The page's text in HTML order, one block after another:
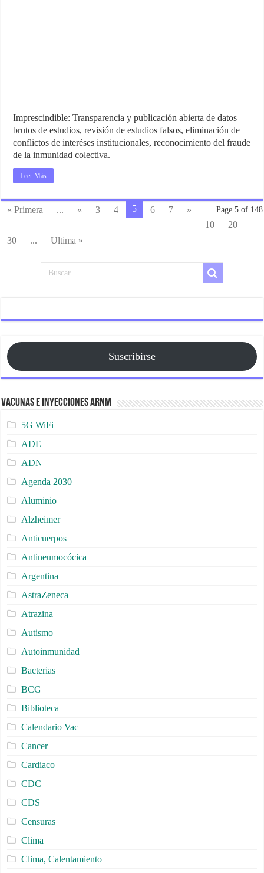
Imprescindible: Transparencia y publicación abierta de datos
brutos de estudios, revisión de estudios falsos, eliminación de
conflictos de interéses institucionales, reconocimiento del fraude
de la inmunidad colectiva.
Leer Más
Page 5 of 148
« Primera ... « 3 4 5 6 7
»
10
20
30
... Ultima »
Suscribirse
Vacunas e Inyecciones ARNm
5G WiFi
ADE
ADN
Agenda 2030
Aluminio
Alzheimer
Anticuerpos
Antineumocócica
Argentina
AstraZeneca
Atrazina
Autismo
Autoinmunidad
Bacterias
BCG
Biblioteca
Calendario Vac
Cancer
Cardiaco
CDC
CDS
Censuras
Clima
Clima, Calentamiento